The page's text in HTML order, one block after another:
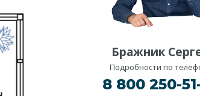
Бражник
Подробности по
8 800 250-